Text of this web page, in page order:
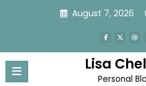
August 7, 2026
Lisa
Personal